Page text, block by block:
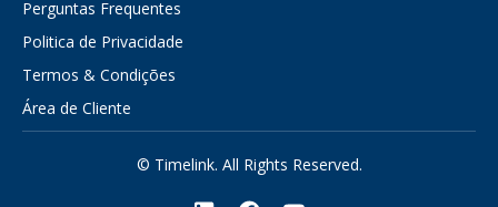
Perguntas Frequentes
Politica de Privacidade
Termos & Condições
Área de Cliente
© Timelink. All Rights Reserved.